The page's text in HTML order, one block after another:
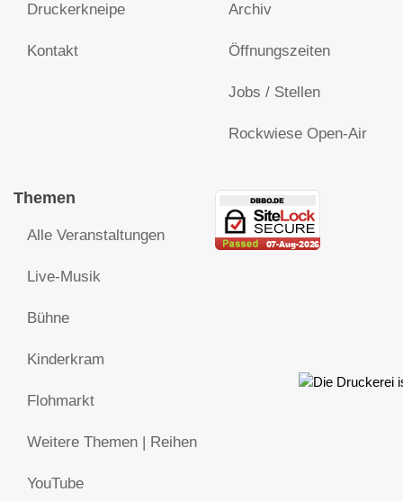
Druckerkneipe
Kontakt
Archiv
Öffnungszeiten
Jobs / Stellen
Rockwiese Open-Air
Themen
Alle Veranstaltungen
Live-Musik
Bühne
Kinderkram
Flohmarkt
Weitere Themen | Reihen
YouTube